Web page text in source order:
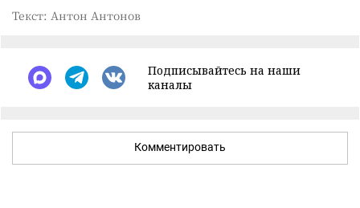
Текст: Антон Антонов
Подписывайтесь на наши
каналы
Комментировать